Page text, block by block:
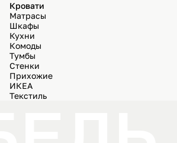
Кровати
Матрасы
Шкафы
Кухни
Комоды
Тумбы
Стенки
Прихожие
ИКЕА
Текстиль